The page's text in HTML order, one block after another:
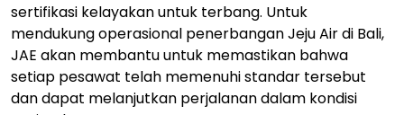
sertifikasi kelayakan untuk terbang. Untuk
mendukung operasional penerbangan Jeju Air di Bali,
JAE akan membantu untuk memastikan bahwa
setiap pesawat telah memenuhi standar tersebut
dan dapat melanjutkan perjalanan dalam kondisi